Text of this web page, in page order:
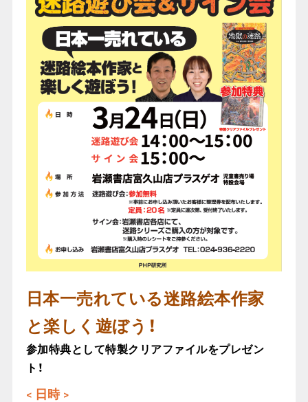
日本一売れている迷路絵本作家
と楽しく遊ぼう！
参加特典として特製クリアファイルをプレゼン
ト！
< 日時 >